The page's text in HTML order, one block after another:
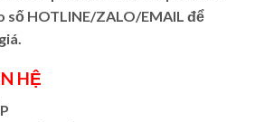
số HOTLINE/ZALO/EMAIL để
HỆ